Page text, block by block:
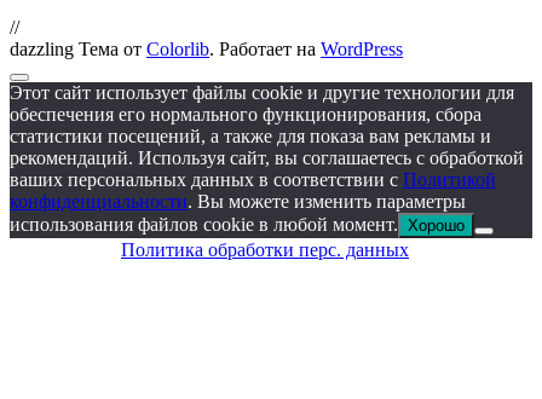
//
dazzling Тема от Colorlib. Работает на WordPress
Этот сайт использует файлы cookie и другие технологии для
обеспечения его нормального функционирования, сбора
статистики посещений, а также для показа вам рекламы и
рекомендаций. Используя сайт, вы соглашаетесь с обработкой
ваших персональных данных в соответствии с Политикой
конфиденциальности. Вы можете изменить параметры
использования файлов cookie в любой момент. Хорошо
Политика обработки перс. данных